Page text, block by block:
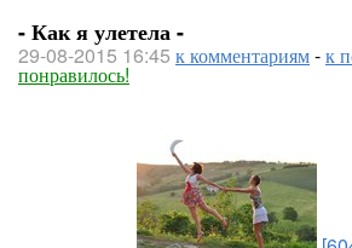
- Как я улетела -
29-08-2015 16:45 к комментариям-к
понравилось!